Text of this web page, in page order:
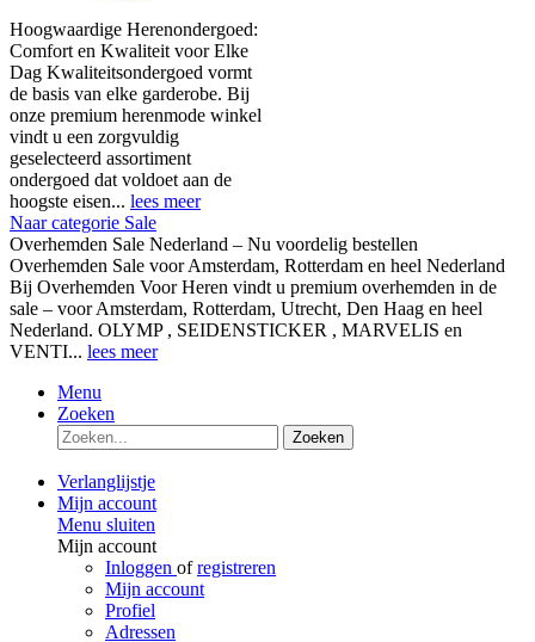
Hoogwaardige Herenondergoed:
Comfort en Kwaliteit voor Elke
Dag Kwaliteitsondergoed vormt
de basis van elke garderobe. Bij
onze premium herenmode winkel
vindt u een zorgvuldig
geselecteerd assortiment
ondergoed dat voldoet aan de
hoogste eisen... lees meer
Naar categorie Sale
Overhemden Sale Nederland – Nu voordelig bestellen
Overhemden Sale voor Amsterdam, Rotterdam en heel Nederland
Bij Overhemden Voor Heren vindt u premium overhemden in de
sale – voor Amsterdam, Rotterdam, Utrecht, Den Haag en heel
Nederland. OLYMP , SEIDENSTICKER , MARVELIS en
VENTI... lees meer
Menu
Zoeken
Zoeken
Verlanglijstje
Mijn account
Menu sluiten
Mijn account
Inloggen ofregistreren
Mijn account
Profiel
Adressen